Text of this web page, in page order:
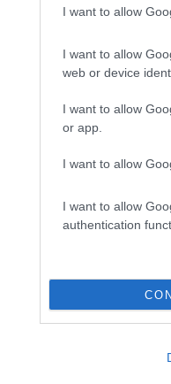
I want to allow
I want to allow
web or device
I want to allow
or app.
I want to allow
I want to allow
authentication